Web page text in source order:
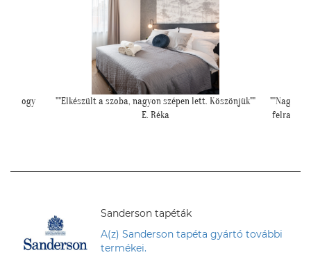
ahogy
""Elkészült a szoba, nagyon szépen lett. Köszönjük""
E. Réka
""Nagyon
Sanderson tapéták
A(z) Sanderson tapéta gyártó további
termékei.